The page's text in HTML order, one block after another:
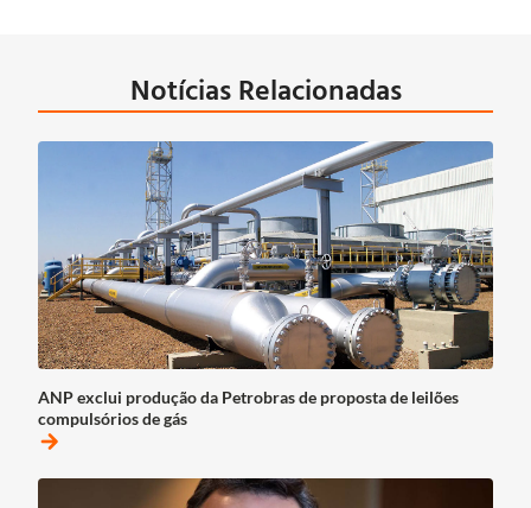
Notícias Relacionadas
ANP exclui produção da Petrobras de proposta de leilões
compulsórios de gás
arrow_forward